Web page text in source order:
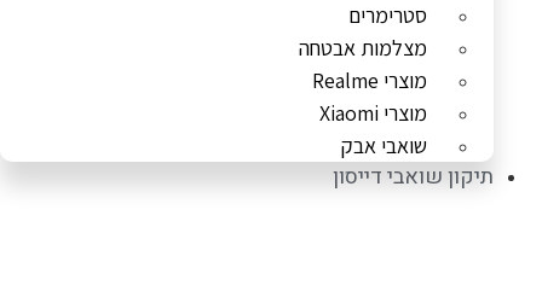
סטרימרים
מצלמות אבטחה
מוצרי Realme
מוצרי Xiaomi
שואבי אבק
תיקון שואבי דייסון